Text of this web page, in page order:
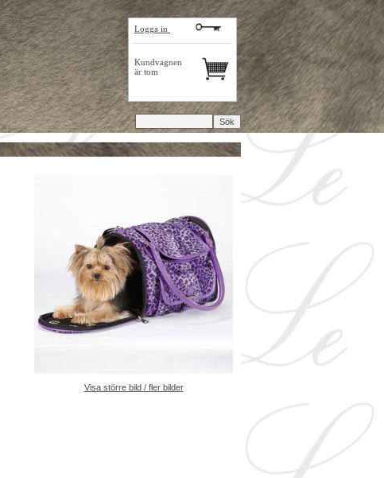
Logga in
Kundvagnen
är tom
Visa större bild / fler bilder